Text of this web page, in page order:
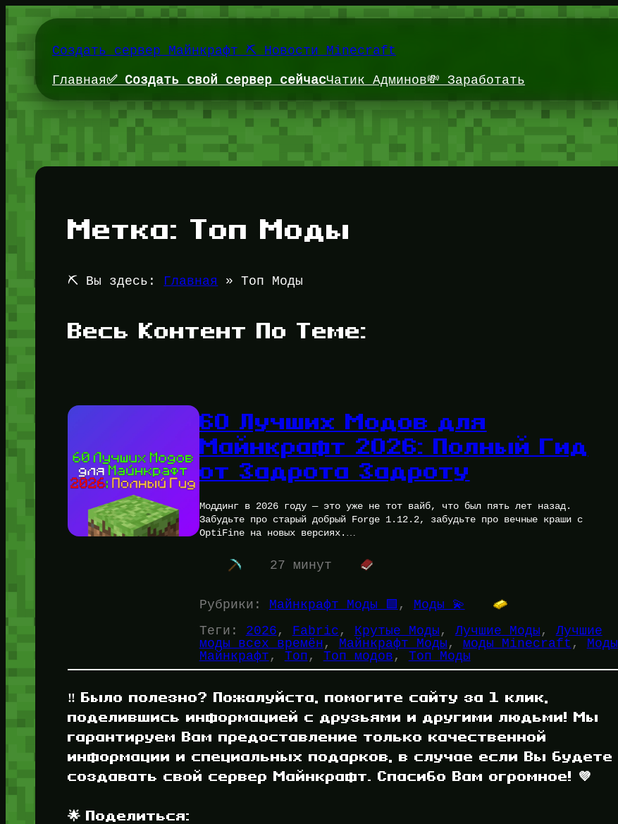
содержимомуСоздать сервер Майнкрафт ⛏️ Новости Minecraft
Главная✅ Создать свой сервер сейчасЧатик Админов💸 Заработать
Метка:Топ Моды
⛏️ Вы здесь: Главная »Топ Моды
Весь Контент По Теме:
60 Лучших Модов для
Майнкрафт 2026: Полный Гид
от Задрота Задроту
Моддинг в 2026 году — это уже не тот вайб, что был пять лет назад.
Забудьте про старый добрый Forge 1.12.2, забудьте про вечные краши с
OptiFine на новых версиях.…
27 минут
Рубрики: Майнкрафт Моды 🟩 , Моды 💫
Теги: 2026 , Fabric , Крутые Моды , Лучшие Моды , Лучшие
моды всех времён , Майнкрафт Моды , моды Minecraft , Моды
Майнкрафт , Топ , Топ модов , Топ Моды
‼️ Было полезно? Пожалуйста, помогите сайту за 1 клик,
поделившись информацией с друзьями и другими людьми! Мы
гарантируем Вам предоставление только качественной
информации и специальных подарков, в случае если Вы будете
создавать свой сервер Майнкрафт. Спасибо Вам огромное! 💜
🌟 Поделиться: